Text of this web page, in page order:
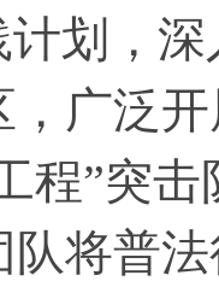
划，
，广泛
程”突
将普